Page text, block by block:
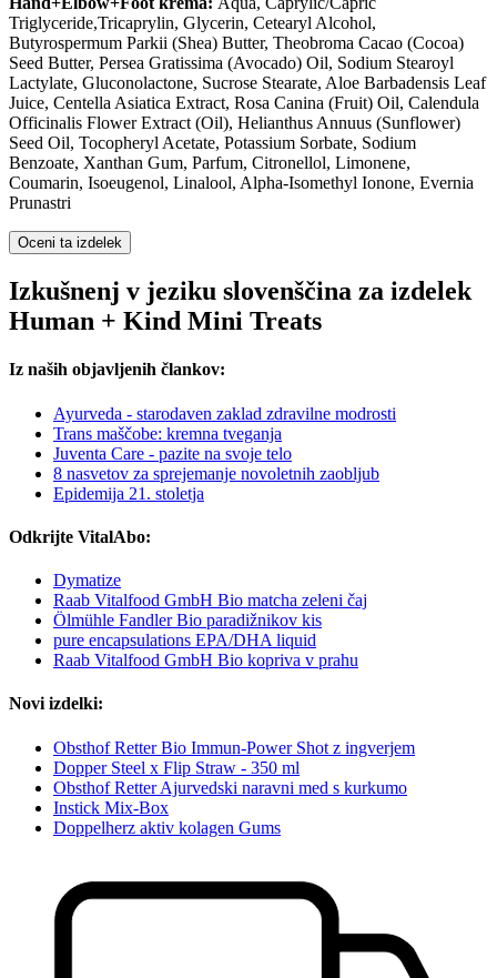
Triglyceride,Tricaprylin, Glycerin, Cetearyl Alcohol,
Butyrospermum Parkii (Shea) Butter, Theobroma Cacao (Cocoa)
Seed Butter, Persea Gratissima (Avocado) Oil, Sodium Stearoyl
Lactylate, Gluconolactone, Sucrose Stearate, Aloe Barbadensis Leaf
Juice, Centella Asiatica Extract, Rosa Canina (Fruit) Oil, Calendula
Officinalis Flower Extract (Oil), Helianthus Annuus (Sunflower)
Seed Oil, Tocopheryl Acetate, Potassium Sorbate, Sodium
Benzoate, Xanthan Gum, Parfum, Citronellol, Limonene,
Coumarin, Isoeugenol, Linalool, Alpha-Isomethyl Ionone, Evernia
Prunastri
Oceni ta izdelek
Izkušnenj v jeziku slovenščina za izdelek
Human + Kind Mini Treats
Iz naših objavljenih člankov:
Ayurveda - starodaven zaklad zdravilne modrosti
Trans maščobe: kremna tveganja
Juventa Care - pazite na svoje telo
8 nasvetov za sprejemanje novoletnih zaobljub
Epidemija 21. stoletja
Odkrijte VitalAbo:
Dymatize
Raab Vitalfood GmbH Bio matcha zeleni čaj
Ölmühle Fandler Bio paradižnikov kis
pure encapsulations EPA/DHA liquid
Raab Vitalfood GmbH Bio kopriva v prahu
Novi izdelki:
Obsthof Retter Bio Immun-Power Shot z ingverjem
Dopper Steel x Flip Straw - 350 ml
Obsthof Retter Ajurvedski naravni med s kurkumo
Instick Mix-Box
Doppelherz aktiv kolagen Gums